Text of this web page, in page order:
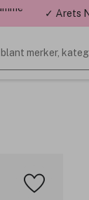
✓ Årets
merker,